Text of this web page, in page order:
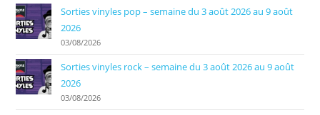
Sorties vinyles pop – semaine du 3 août 2026 au 9 août
2026
03/08/2026
Sorties vinyles rock – semaine du 3 août 2026 au 9 août
2026
03/08/2026